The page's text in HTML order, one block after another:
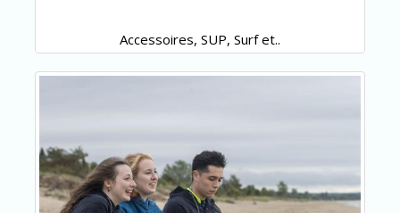
Accessoires, SUP, Surf et..